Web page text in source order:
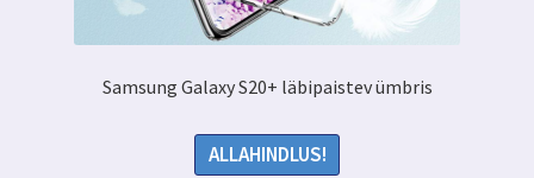
Samsung Galaxy S20+ läbipaistev ümbris
ALLAHINDLUS!